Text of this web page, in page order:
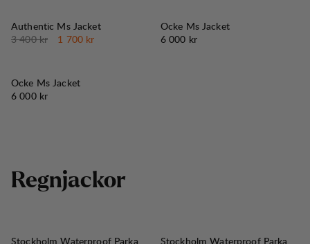
REA
Authentic Ms Jacket
Originalpris:
3 400 kr Reapris:
1 700 kr
Ocke Ms Jacket
Pris:
6 000 kr
Ocke Ms Jacket
Pris:
6 000 kr
Regnjackor
Stockholm Waterproof Parka
Stockholm Waterproof Parka